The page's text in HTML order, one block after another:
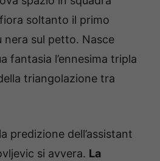
soltanto il primo
nera sul petto. Nasce
fantasia l’ennesima tripla
triangolazione tra
predizione dell’assistant
si avvera. La